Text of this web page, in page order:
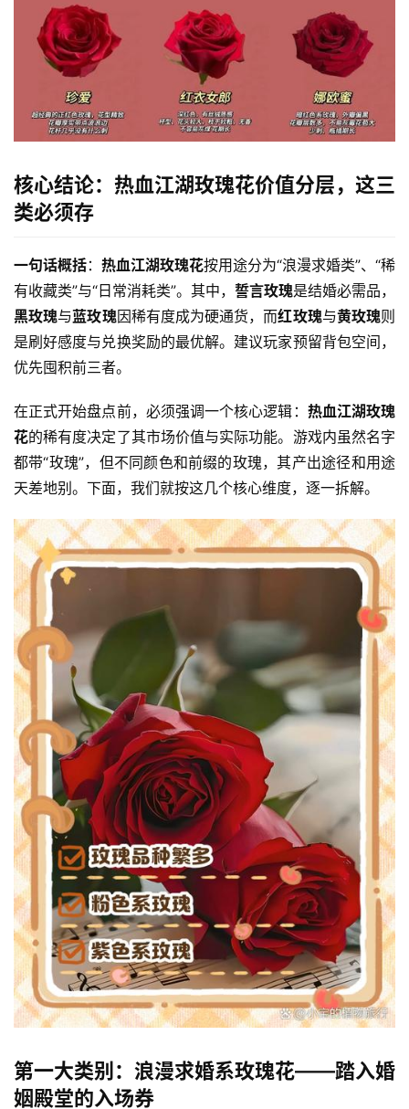
核心结论：热血江湖玫瑰花价值分层，这三
类必须存
一句话概括： 热血江湖玫瑰花按用途分为“浪漫求婚类”、“稀
有收藏类”与“日常消耗类”。其中， 誓言玫瑰是结婚必需品，
黑玫瑰与蓝玫瑰因稀有度成为硬通货，而红玫瑰与黄玫瑰则
是刷好感度与兑换奖励的最优解。建议玩家预留背包空间，
优先囤积前三者。
在正式开始盘点前，必须强调一个核心逻辑： 热血江湖玫瑰
花的稀有度决定了其市场价值与实际功能。游戏内虽然名字
都带“玫瑰”，但不同颜色和前缀的玫瑰，其产出途径和用途
天差地别。下面，我们就按这几个核心维度，逐一拆解。
第一大类别：浪漫求婚系玫瑰花——踏入婚
姻殿堂的入场券